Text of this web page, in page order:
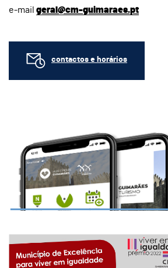
e-mail geral@cm-guimaraes.pt
contactos e horários